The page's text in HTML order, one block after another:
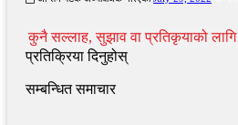
कुनै सल्लाह, सुझाव वा प्रतिकृयाको लागि
प्रतिक्रिया दिनुहोस्
सम्बन्धित समाचार